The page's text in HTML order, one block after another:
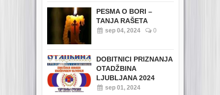
PESMA O BORI –
TANJA RAŠETA
sep 04, 2024 0
DOBITNICI PRIZNANJA
OTADŽBINA
LJUBLJANA 2024
sep 01, 2024